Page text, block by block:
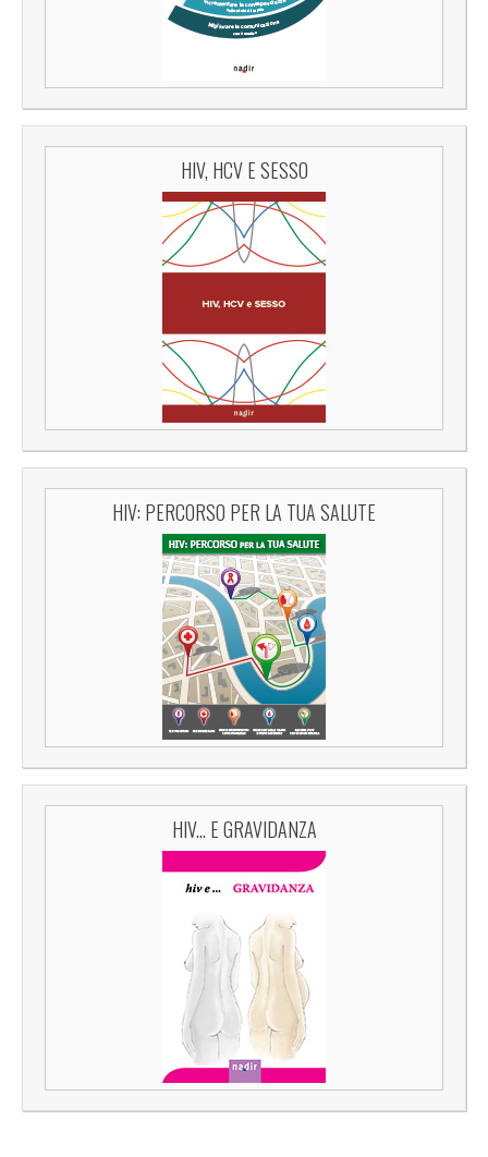
HIV, HCV E SESSO
HIV: PERCORSO PER LA TUA SALUTE
HIV... E GRAVIDANZA